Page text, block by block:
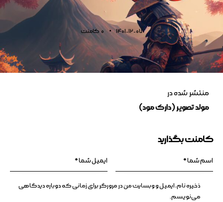
1401-12-07
0 کامنت
منتشر شده در
مولد تصویر (دارک مود)
کامنت بگذارید
ذخیره نام، ایمیل و وبسایت من در مرورگر برای زمانی که دوباره دیدگاهی
می‌نویسم.